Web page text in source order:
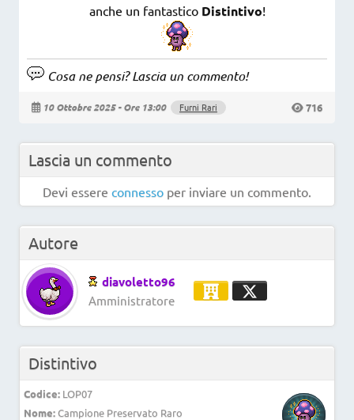
anche un fantastico Distintivo!
Cosa ne pensi? Lascia un commento!
10 Ottobre 2025 - Ore 13:00 Furni Rari 716
Lascia un commento
Devi essere connesso per inviare un commento.
Autore
diavoletto96
Amministratore
Distintivo
Codice: LOP07
Nome:Campione Preservato Raro